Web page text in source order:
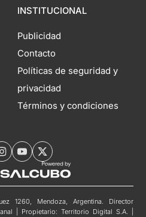
INSTITUCIONAL
Publicidad
Contacto
Políticas de seguridad y
privacidad
Términos y condiciones
1260, Mendoza, Argentina. Director
| Propietario: Territorio Digital S.A. |